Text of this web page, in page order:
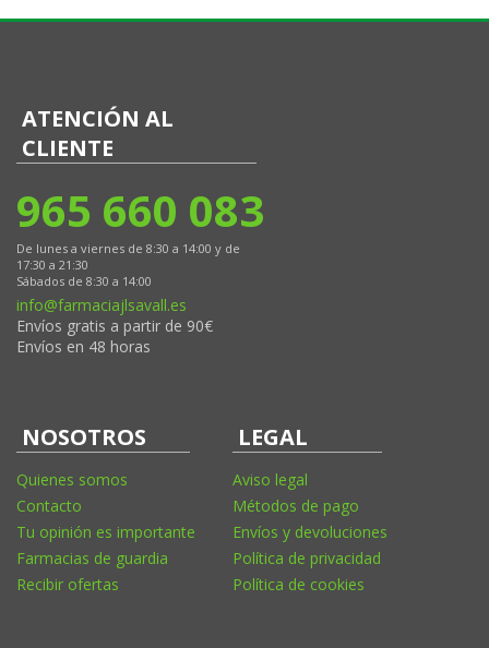
ATENCIÓN AL
CLIENTE
965 660 083
De lunes a viernes de 8:30 a 14:00 y de
17:30 a 21:30
Sábados de 8:30 a 14:00
info@farmaciajlsavall.es
Envíos gratis a partir de 90€
Envíos en 48 horas
NOSOTROS
Quienes somos
Contacto
Tu opinión es importante
Farmacias de guardia
Recibir ofertas
LEGAL
Aviso legal
Métodos de pago
Envíos y devoluciones
Política de privacidad
Política de cookies